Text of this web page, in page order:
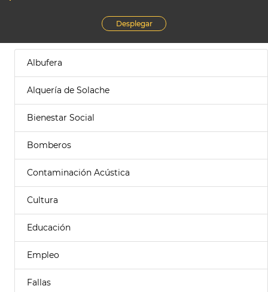
Desplegar
Albufera
Alquería de Solache
Bienestar Social
Bomberos
Contaminación Acústica
Cultura
Educación
Empleo
Fallas